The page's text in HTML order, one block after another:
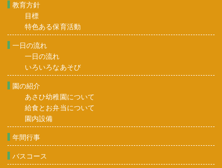
教育方針
目標
特色ある保育活動
一日の流れ
一日の流れ
いろいろなあそび
園の紹介
あさひ幼稚園について
給食とお弁当について
園内設備
年間行事
バスコース